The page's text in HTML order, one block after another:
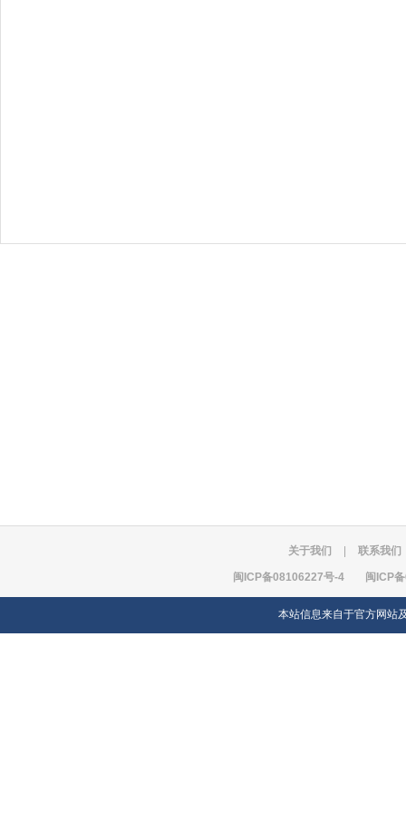
关于我们 联系我们
闽ICP备08106227号-4 闽ICP
本站信息来自于官方网站